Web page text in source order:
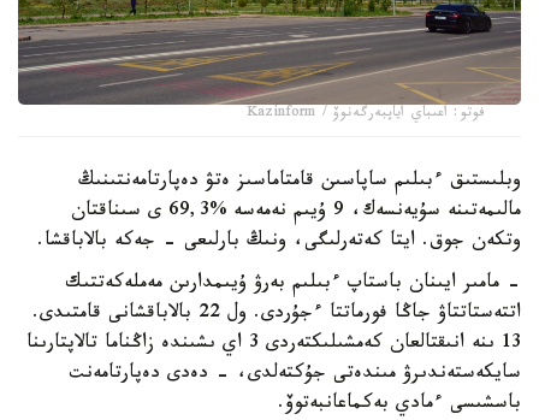
فوتو: اعىباي اياپبەرگەنوۆ / Kazinform
وبلىستىق ءبىلىم ساپاسىن قامتاماسىز ەتۋ دەپارتامەنتىنىڭ
مالىمەتىنە سۇيەنسەك، 9 ۇيىم نەمەسە %69,3 ى سىناقتان
وتكەن جوق. ايتا كەتەرلىگى، ونىڭ بارلىعى - جەكە بالاباقشا.
- مامىر ايىنان باستاپ ءبىلىم بەرۋ ۇيىمدارىن مەملەكەتتىك
اتتەستاتتاۋ جاڭا فورماتتا ءجۇردى. ول 22 بالاباقشانى قامتىدى.
13 ىنە انىقتالعان كەمشىلىكتەردى 3 اي ىشىندە زاڭناما تالاپتارىنا
سايكەستەندىرۋ مىندەتى جۇكتەلدى، - دەدى دەپارتامەنت
باسشىسى ءمادي بەكماعانبەتوۆ.